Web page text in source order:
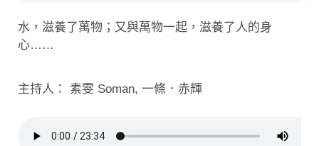
水，滋養了萬物；又與萬物一起，滋養了人的身
心……
主持人： 素雯 Soman, 一條．赤輝